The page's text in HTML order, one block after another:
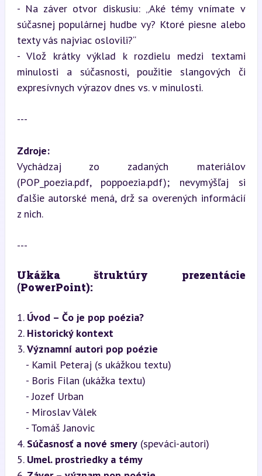
- Na záver otvor diskusiu: „Aké témy vnímate v
súčasnej populárnej hudbe vy? Ktoré piesne alebo
texty vás najviac oslovili?“
- Vlož krátky výklad k rozdielu medzi textami
minulosti a súčasnosti, použitie slangových či
expresívnych výrazov dnes vs. v minulosti.
---
Zdroje:
Vychádzaj zo zadaných materiálov
(POP_poezia.pdf, poppoezia.pdf); nevymýšľaj si
ďalšie autorské mená, drž sa overených informácií
z nich.
---
Ukážka štruktúry prezentácie
(PowerPoint):
1. Úvod – Čo je pop poézia?
2. Historický kontext
3. Významní autori pop poézie
4. Súčasnosť a nové smery (speváci-autori)
5. Umel. prostriedky a témy